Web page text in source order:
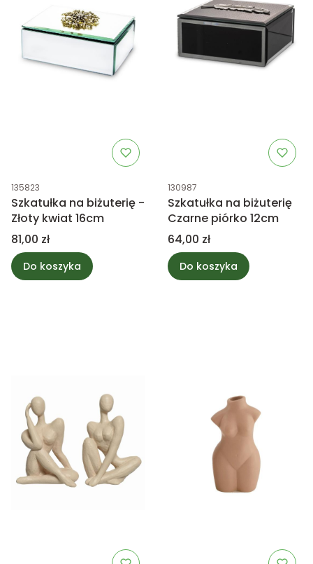
Kod produktu
135823
Szkatułka na biżuterię -
Złoty kwiat 16cm
Cena
81,00 zł
Do koszyka
Kod produktu
130987
Szkatułka na biżuterię
Czarne piórko 12cm
Cena
64,00 zł
Do koszyka